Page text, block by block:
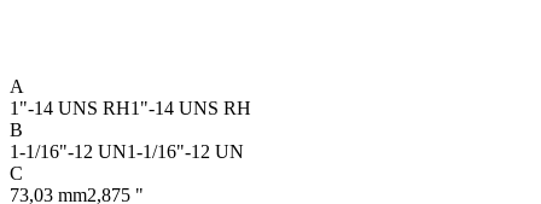
A
1"-14 UNS RH1"-14 UNS RH
B
1-1/16"-12 UN1-1/16"-12 UN
C
73,03 mm2,875 "